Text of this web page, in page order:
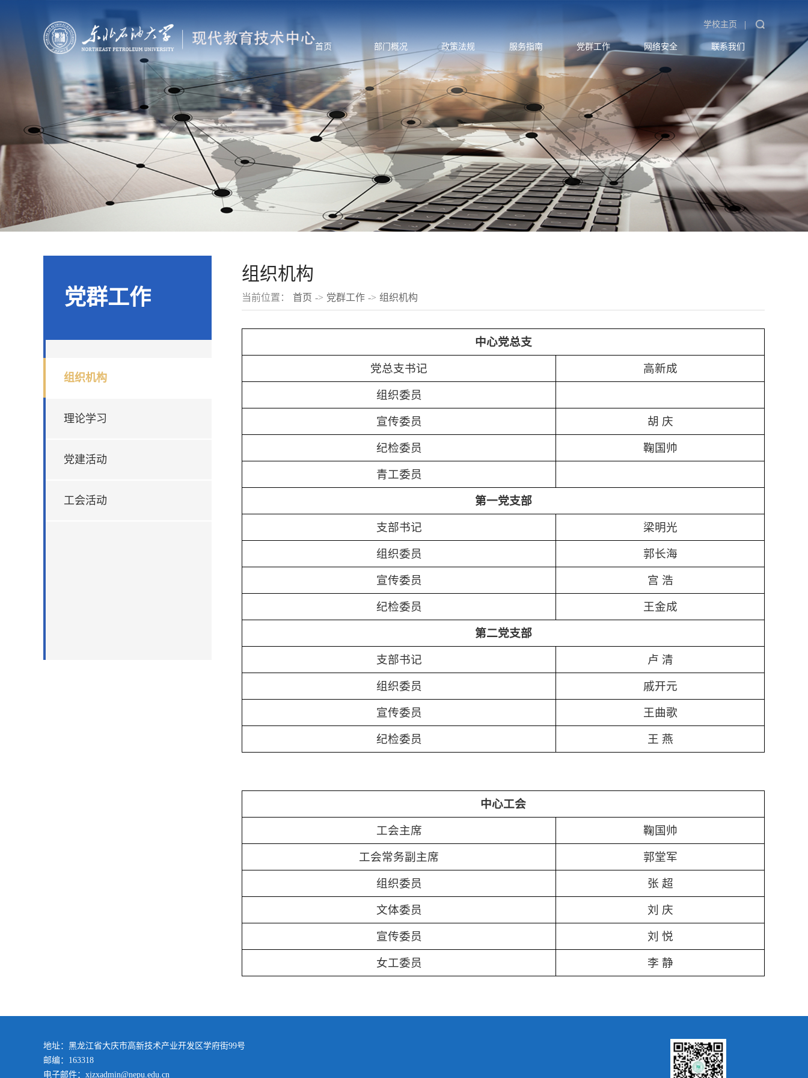
|
学校主页
首页 部门概况 政策法规 服务指南 党群工作 网络安全 联系我们
党群工作
组织机构
理论学习
党建活动
工会活动
组织机构
当前位置： 首页 -> 党群工作 -> 组织机构
中心党总支
党总支书记 高新成
组织委员
宣传委员 胡 庆
纪检委员 鞠国帅
青工委员
第一党支部
支部书记 梁明光
组织委员 郭长海
宣传委员 宫 浩
纪检委员 王金成
第二党支部
支部书记 卢 清
组织委员 戚开元
宣传委员 王曲歌
纪检委员 王 燕
中心工会
工会主席 鞠国帅
工会常务副主席 郭堂军
组织委员 张 超
文体委员 刘 庆
宣传委员 刘 悦
女工委员 李 静
地址：黑龙江省大庆市高新技术产业开发区学府街99号
邮编：163318
电子邮件：xjzxadmin@nepu.edu.cn